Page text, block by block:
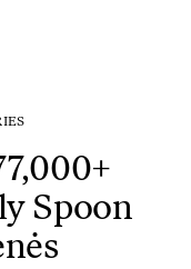
Spoon